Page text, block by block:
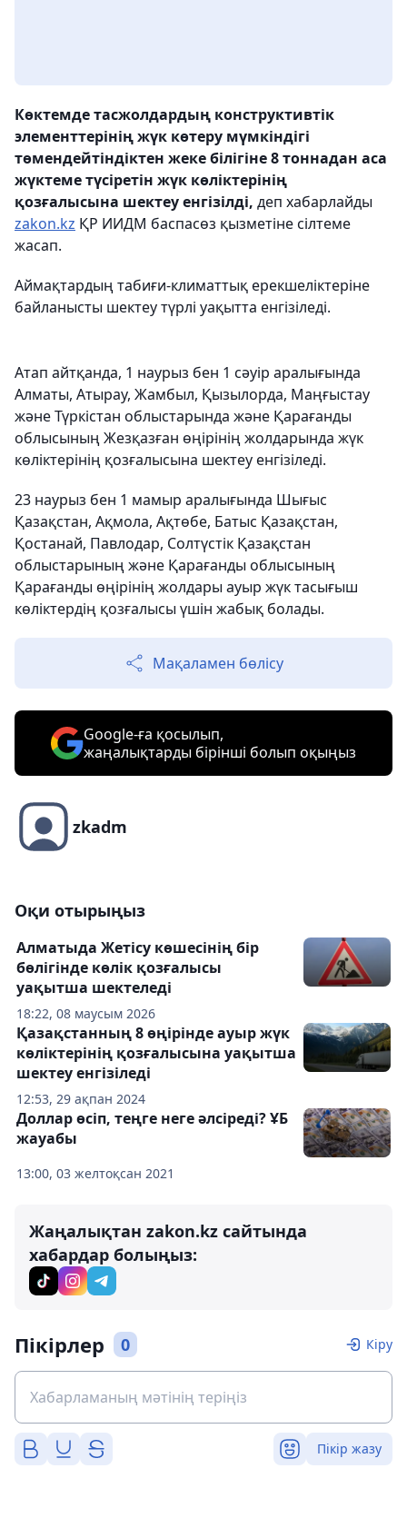
Көктемде тасжолдардың конструктивтік
элементтерінің жүк көтеру мүмкіндігі
төмендейтіндіктен жеке білігіне 8 тоннадан аса
жүктеме түсіретін жүк көліктерінің
қозғалысына шектеу енгізілді, деп хабарлайды
zakon.kz ҚР ИИДМ баспасөз қызметіне сілтеме
жасап.
Аймақтардың табиғи-климаттық ерекшеліктеріне
байланысты шектеу түрлі уақытта енгізіледі.
Атап айтқанда, 1 наурыз бен 1 сәуір аралығында
Алматы, Атырау, Жамбыл, Қызылорда, Маңғыстау
және Түркістан облыстарында және Қарағанды
облысының Жезқазған өңірінің жолдарында жүк
көліктерінің қозғалысына шектеу енгізіледі.
23 наурыз бен 1 мамыр аралығында Шығыс
Қазақстан, Ақмола, Ақтөбе, Батыс Қазақстан,
Қостанай, Павлодар, Солтүстік Қазақстан
облыстарының және Қарағанды облысының
Қарағанды өңірінің жолдары ауыр жүк тасығыш
көліктердің қозғалысы үшін жабық болады.
Мақаламен бөлісу
Google-ға қосылып,
жаңалықтарды бірінші болып оқыңыз
zkadm
Оқи отырыңыз
18:22, 08 маусым 2026
Алматыда Жетісу көшесінің бір
бөлігінде көлік қозғалысы
уақытша шектеледі
12:53, 29 ақпан 2024
Қазақстанның 8 өңірінде ауыр жүк
көліктерінің қозғалысына уақытша
шектеу енгізіледі
13:00, 03 желтоқсан 2021
Доллар өсіп, теңге неге әлсіреді? ҰБ
жауабы
Жаңалықтан zakon.kz сайтында
хабардар болыңыз:
Пікірлер 0 Кіру
Пікір жазу